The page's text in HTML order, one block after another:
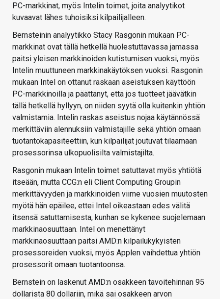
PC-markkinat, myös Intelin toimet, joita analyytikot
kuvaavat lähes tuhoisiksi kilpailijalleen.
Bernsteinin analyytikko Stacy Rasgonin mukaan PC-
markkinat ovat tällä hetkellä huolestuttavassa jamassa
paitsi yleisen markkinoiden kutistumisen vuoksi, myös
Intelin muuttuneen markkinakäytöksen vuoksi. Rasgonin
mukaan Intel on ottanut raskaan aseistuksen käyttöön
PC-markkinoilla ja päättänyt, että jos tuotteet jäävätkin
tällä hetkellä hyllyyn, on niiden syytä olla kuitenkin yhtiön
valmistamia. Intelin raskas aseistus nojaa käytännössä
merkittäviin alennuksiin valmistajille sekä yhtiön omaan
tuotantokapasiteettiin, kun kilpailijat joutuvat tilaamaan
prosessorinsa ulkopuolisilta valmistajilta.
Rasgonin mukaan Intelin toimet satuttavat myös yhtiötä
itseään, mutta CCG:n eli Client Computing Groupin
merkittävyyden ja markkinoiden viime vuosien muutosten
myötä hän epäilee, ettei Intel oikeastaan edes välitä
itsensä satuttamisesta, kunhan se kykenee suojelemaan
markkinaosuuttaan. Intel on menettänyt
markkinaosuuttaan paitsi AMD:n kilpailukykyisten
prosessoreiden vuoksi, myös Applen vaihdettua yhtiön
prosessorit omaan tuotantoonsa.
Bernstein on laskenut AMD:n osakkeen tavoitehinnan 95
dollarista 80 dollariin, mikä sai osakkeen arvon